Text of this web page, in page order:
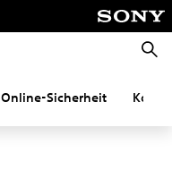
Online-Sicherheit